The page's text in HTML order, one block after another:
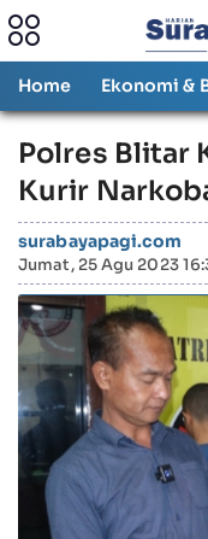
Home Ekonomi &
Polres Blitar
Kurir
surabayapagi.com
Jumat, 25 Agu 2023